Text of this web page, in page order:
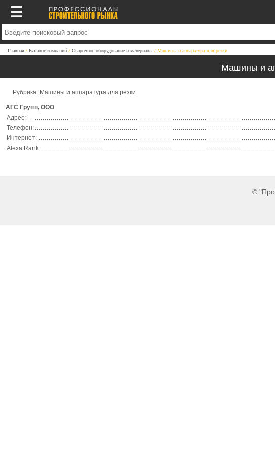
Главная Каталог компаний Сварочное оборудование и материалы Машины и аппаратура для резки
Машины и
Рубрика: Машины и аппаратура для резки
АГС Групп, ООО
Адрес:
Телефон:
Интернет:
Alexa Rank:
©